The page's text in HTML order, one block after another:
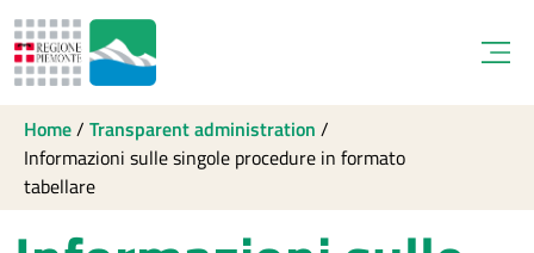
Home/ Transparent administration /
Informazioni sulle singole procedure in formato
tabellare